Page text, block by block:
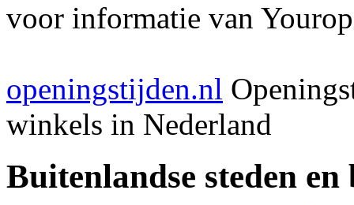
voor informatie van
openingstijden.nl
winkels in Nederland
Buitenlandse steden en